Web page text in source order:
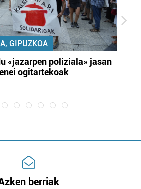
GIPUZKOA
«jazarpen poliziala» jasan
ogitartekoak
berriak